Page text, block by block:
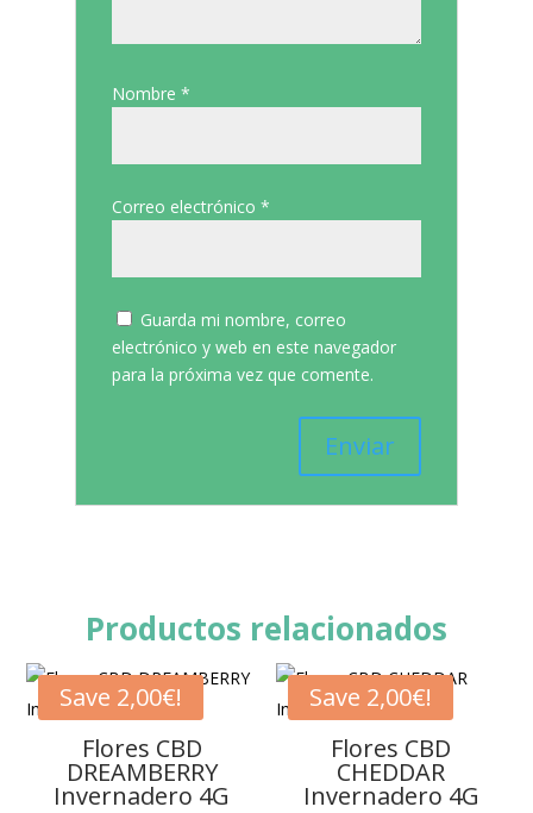
Nombre *
Correo electrónico *
Guarda mi nombre, correo
electrónico y web en este navegador
para la próxima vez que comente.
Productos relacionados
Save 2,00€!
Flores CBD
DREAMBERRY
Invernadero 4G
Save 2,00€!
Flores CBD
CHEDDAR
Invernadero 4G